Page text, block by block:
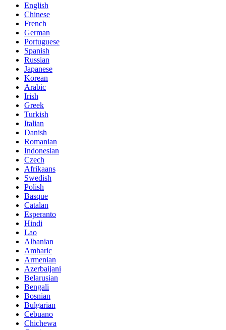
English
Chinese
French
German
Portuguese
Spanish
Russian
Japanese
Korean
Arabic
Irish
Greek
Turkish
Italian
Danish
Romanian
Indonesian
Czech
Afrikaans
Swedish
Polish
Basque
Catalan
Esperanto
Hindi
Lao
Albanian
Amharic
Armenian
Azerbaijani
Belarusian
Bengali
Bosnian
Bulgarian
Cebuano
Chichewa